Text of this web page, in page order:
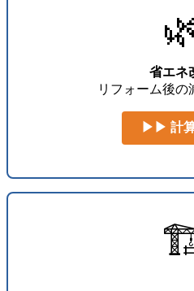
省エネ
リフォーム後の
▶▶ 計